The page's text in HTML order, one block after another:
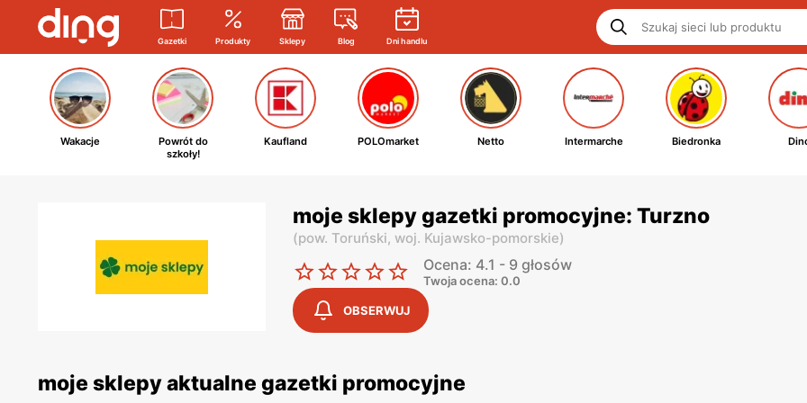
Gazetki Produkty Sklepy Blog Dni handlu
Wakacje
Powrót do
szkoły!
Kaufland POLOmarket Netto Intermarche Biedronka
moje sklepy gazetki promocyjne: Turzno
(pow. Toruński, woj. Kujawsko-pomorskie)
Ocena: 4.1 - 9 głosów
Twoja ocena: 0.0
OBSERWUJ
moje sklepy aktualne gazetki promocyjne